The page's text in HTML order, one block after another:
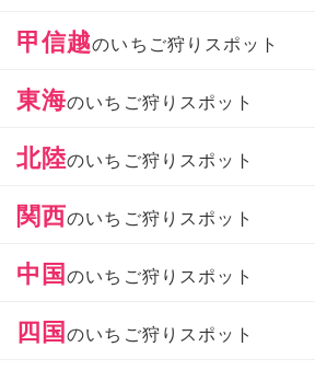
甲信越のいちご狩りスポット
東海のいちご狩りスポット
北陸のいちご狩りスポット
関西のいちご狩りスポット
中国のいちご狩りスポット
四国のいちご狩りスポット